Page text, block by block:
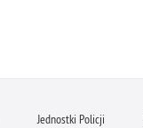
Jednostki Policji